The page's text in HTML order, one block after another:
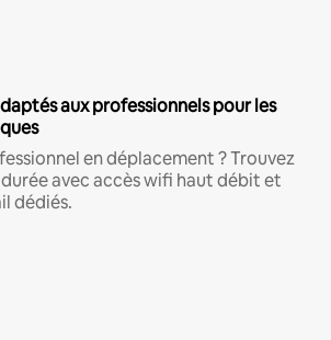
aux professionnels pour les
en déplacement ? Trouvez
avec accès wifi haut débit et
dédiés.